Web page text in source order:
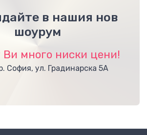
в нашия нов
шоурум
Ви много ниски цени!
София, ул. Градинарска 5А